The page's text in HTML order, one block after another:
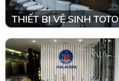
THIẾT BỊ VỆ SINH TOTO